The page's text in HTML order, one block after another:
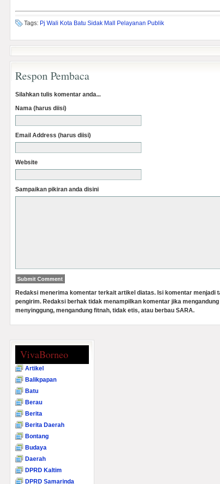
Tags: Pj Wali Kota Batu Sidak Mall Pelayanan Publik
Respon Pembaca
Silahkan tulis komentar anda...
Nama (harus diisi)
Email Address (harus diisi)
Website
Sampaikan pikiran anda disini
Redaksi menerima komentar terkait artikel diatas. Isi komentar menjadi
pengirim. Redaksi berhak tidak menampilkan komentar jika
menyinggung, mengandung fitnah, tidak etis, atau berbau SARA.
VivaBorneo
Artikel
Balikpapan
Batu
Berau
Berita
Berita Daerah
Bontang
Budaya
Daerah
DPRD Kaltim
DPRD Samarinda